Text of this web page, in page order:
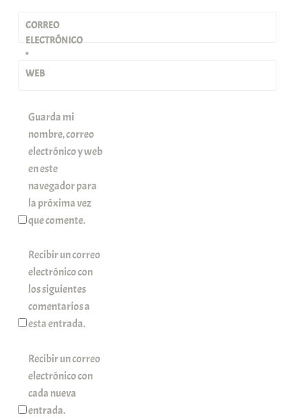
CORREO
ELECTRÓNICO
*
WEB
Guarda mi
nombre, correo
electrónico y web
en este
navegador para
la próxima vez
que comente.
Recibir un correo
electrónico con
los siguientes
comentarios a
esta entrada.
Recibir un correo
electrónico con
cada nueva
entrada.